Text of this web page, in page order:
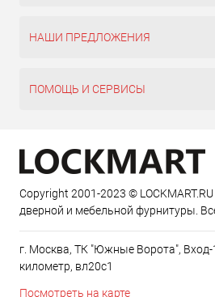
НАШИ ПРЕДЛОЖЕНИЯ
ПОМОЩЬ И СЕРВИСЫ
Copyright 2001-2023 ©
дверной и мебельной фурнитуры.
г. Москва, ТК "Южные Ворота",
километр, вл20с1
Посмотреть на карте